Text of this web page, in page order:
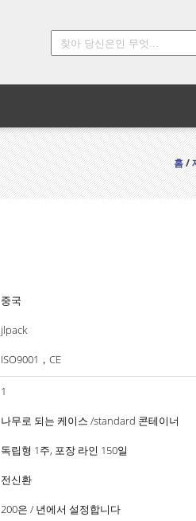
홈/
중국
jlpack
ISO9001，CE
1
나무로 되는 케이스 /standard 콘테이너
독립형 1주, 포장 라인 150일
전신환
200은 / 년에서 설정합니다